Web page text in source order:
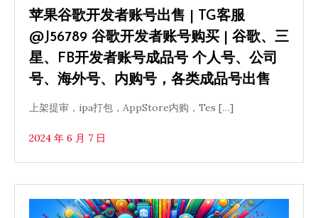
苹果谷歌开发者账号出售 | TG客服
@J56789 谷歌开发者账号购买 | 谷歌、三
星、FB开发者账号成品号 个人号、公司
号、海外号、内购号，各类成品号出售
上架提审，ipa打包，AppStore内购，Tes […]
2024 年 6 月 7 日